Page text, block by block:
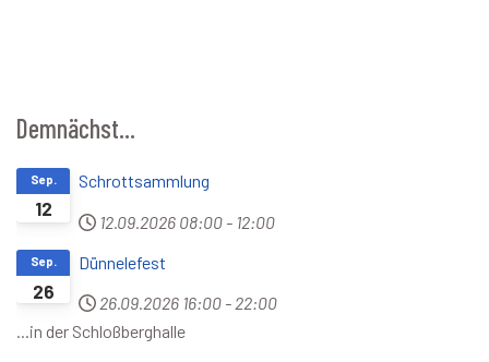
Demnächst...
12
Sep.
Schrottsammlung
12.09.2026 08:00 - 12:00
26
Sep.
Dünnelefest
26.09.2026 16:00 - 22:00
...in der Schloßberghalle